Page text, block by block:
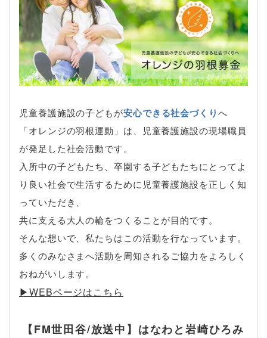
児童養護施設の子どもが安心できる社会づくりへ
「オレンジの羽根運動」は、児童養護施設の現場職員
が発足した社会活動です。
入所中の子どもたち、卒園する子どもたちにとってよ
り良い社会で生活するために児童養護施設を正しく知
っていただき、
共に支える大人の輪をつくることが目的です。
そんな想いで、私たちはこの活動を行なっています。
多くのみなさまへ活動を周知されるご協力をよろしく
おねがいします。
▶︎WEBページはこちら
【FM世田谷/放送中】はなわと岩崎ひろみ